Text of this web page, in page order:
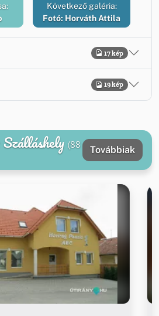
Következő galéria:
Fotó: Horváth Attila
17 kép
19 kép
Szálláshely (88
Továbbiak